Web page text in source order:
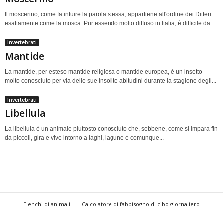
Il moscerino, come fa intuire la parola stessa, appartiene all'ordine dei Ditteri
esattamente come la mosca. Pur essendo molto diffuso in Italia, è difficile da...
Invertebrati
Mantide
La mantide, per esteso mantide religiosa o mantide europea, è un insetto
molto conosciuto per via delle sue insolite abitudini durante la stagione degli...
Invertebrati
Libellula
La libellula è un animale piuttosto conosciuto che, sebbene, come si impara fin
da piccoli, gira e vive intorno a laghi, lagune e comunque...
Elenchi di animali Calcolatore di fabbisogno di cibo giornaliero